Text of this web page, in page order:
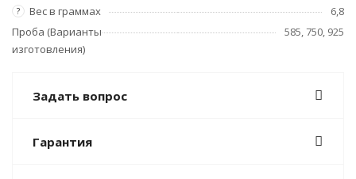
? Вес в граммах
6,8
Проба (Варианты
изготовления)
585, 750, 925
Задать вопрос
Гарантия